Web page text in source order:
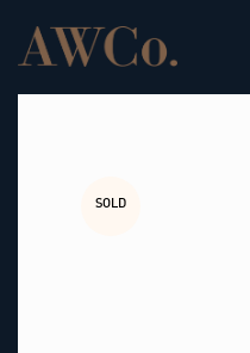
content
SOLD